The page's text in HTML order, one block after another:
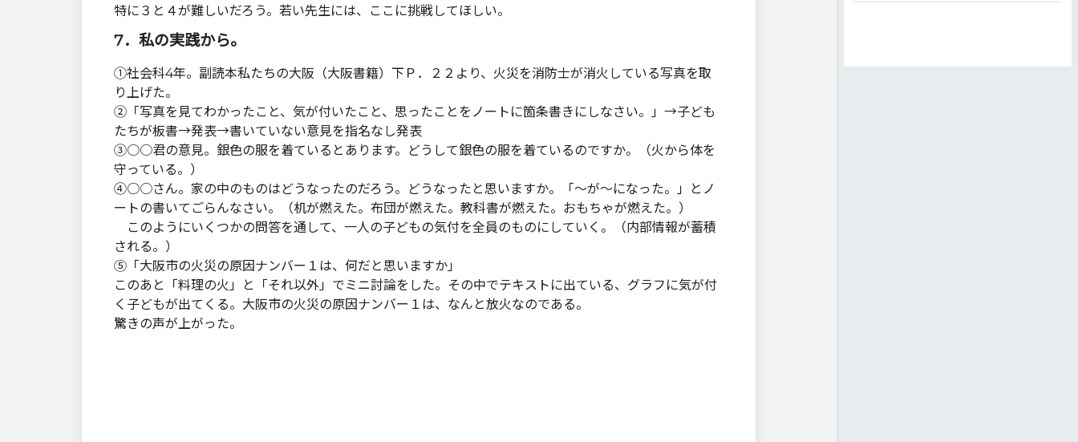
特に３と４が難しいだろう。若い先生には、ここに挑戦してほしい。
7．私の実践から。
①社会科4年。副読本私たちの大阪（大阪書籍）下Ｐ．２２より、火災を消防士が消火している写真を取
り上げた。
②「写真を見てわかったこと、気が付いたこと、思ったことをノートに箇条書きにしなさい。」→子ども
たちが板書→発表→書いていない意見を指名なし発表
③○○君の意見。銀色の服を着ているとあります。どうして銀色の服を着ているのですか。（火から体を
守っている。）
④○○さん。家の中のものはどうなったのだろう。どうなったと思いますか。「～が～になった。」とノ
ートの書いてごらんなさい。（机が燃えた。布団が燃えた。教科書が燃えた。おもちゃが燃えた。）
このようにいくつかの問答を通して、一人の子どもの気付を全員のものにしていく。（内部情報が蓄積
される。）
⑤「大阪市の火災の原因ナンバー１は、何だと思いますか」
このあと「料理の火」と「それ以外」でミニ討論をした。その中でテキストに出ている、グラフに気が付
く子どもが出てくる。大阪市の火災の原因ナンバー１は、なんと放火なのである。
驚きの声が上がった。